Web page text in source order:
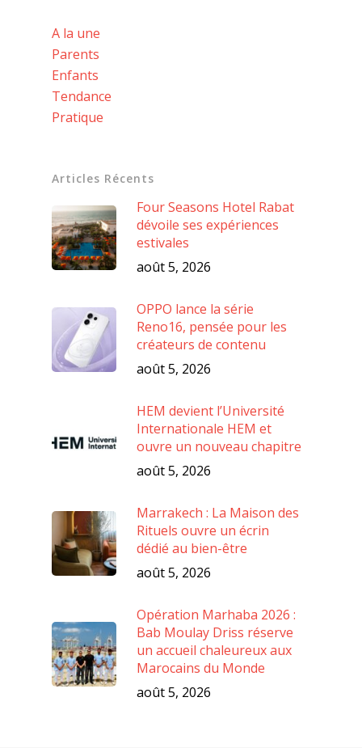
A la une
Parents
Enfants
Tendance
Pratique
Articles Récents
Four Seasons Hotel Rabat
dévoile ses expériences
estivales
août 5, 2026
OPPO lance la série
Reno16, pensée pour les
créateurs de contenu
août 5, 2026
HEM devient l’Université
Internationale HEM et
ouvre un nouveau chapitre
août 5, 2026
Marrakech : La Maison des
Rituels ouvre un écrin
dédié au bien-être
août 5, 2026
Opération Marhaba 2026 :
Bab Moulay Driss réserve
un accueil chaleureux aux
Marocains du Monde
août 5, 2026